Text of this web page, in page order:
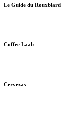
Le Guide du Rouxblard
Coffee Laab
Cervezas